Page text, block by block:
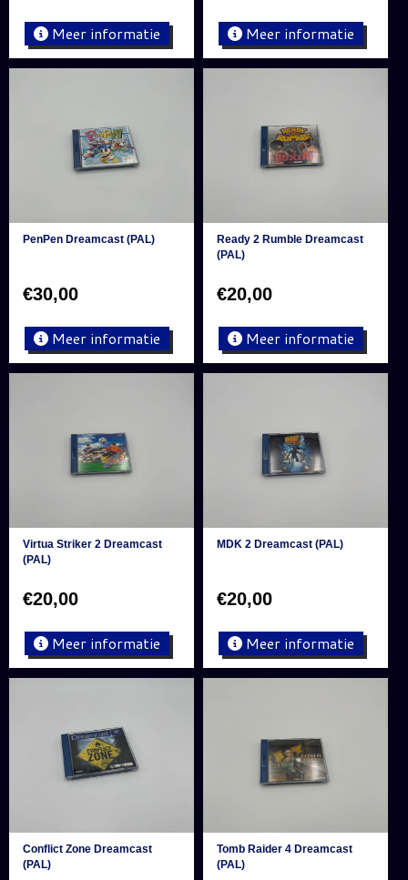
Meer informatie Meer informatie
PenPen Dreamcast (PAL)
€30,00
Meer informatie
Ready 2 Rumble Dreamcast
(PAL)
€20,00
Meer informatie
Virtua Striker 2 Dreamcast
(PAL)
€20,00
Meer informatie
MDK 2 Dreamcast (PAL)
€20,00
Meer informatie
Conflict Zone Dreamcast
(PAL)
Tomb Raider 4 Dreamcast
(PAL)